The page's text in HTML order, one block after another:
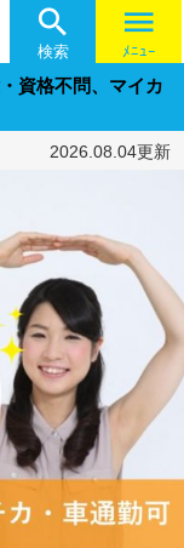

検索
menu
ﾒﾆｭｰ
資格不問、マイカ
2026.08.04更新